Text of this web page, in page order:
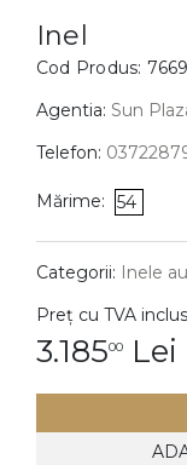
Cercei
Bratari
Coliere
Lanturi
Pandantive
DIAMANTE
Cercei
Inel
Cod Produs:
Agentia: Sun
Telefon:
Mărime: 54
Categorii: Inele
Preț cu TVA
3.18500 Lei